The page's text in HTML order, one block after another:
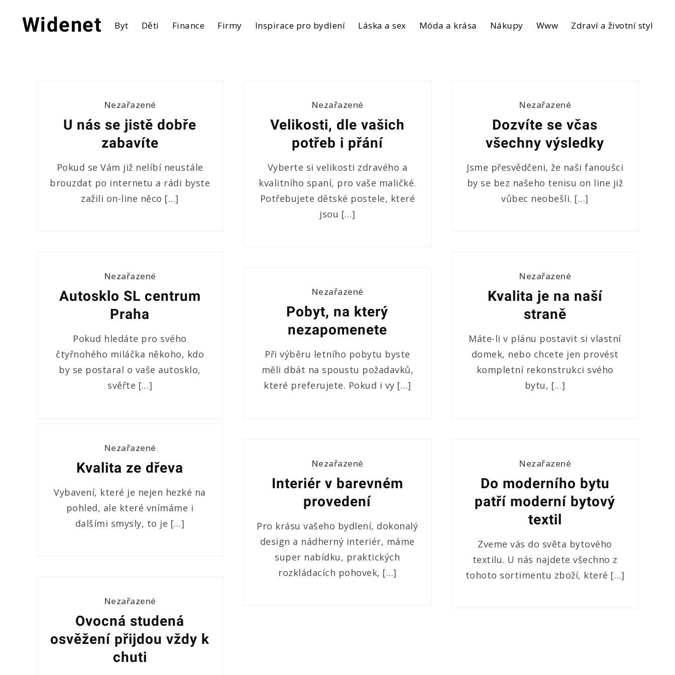
contentWidenet Byt Děti Finance Firmy Inspirace pro bydlení Láska a sex Móda a krása Nákupy Www Zdraví a životní styl
Nezařazené
U nás se jistě dobře
zabavíte
Pokud se Vám již nelíbí neustále
brouzdat po internetu a rádi byste
zažili on-line něco […]
Nezařazené
Velikosti, dle vašich
potřeb i přání
Vyberte si velikosti zdravého a
kvalitního spaní, pro vaše maličké.
Potřebujete dětské postele, které
jsou […]
Nezařazené
Dozvíte se včas
všechny výsledky
Jsme přesvědčeni, že naši fanoušci
by se bez našeho tenisu on line již
vůbec neobešli. […]
Nezařazené
Autosklo SL centrum
Praha
Pokud hledáte pro svého
čtyřnohého miláčka někoho, kdo
by se postaral o vaše autosklo,
svěřte […]
Nezařazené
Kvalita je na naší
straně
Máte-li v plánu postavit si vlastní
domek, nebo chcete jen provést
kompletní rekonstrukci svého
bytu, […]
Nezařazené
Pobyt, na který
nezapomenete
Při výběru letního pobytu byste
měli dbát na spoustu požadavků,
které preferujete. Pokud i vy […]
Nezařazené
Kvalita ze dřeva
Vybavení, které je nejen hezké na
pohled, ale které vnímáme i
dalšími smysly, to je […]
Nezařazené
Interiér v barevném
provedení
Pro krásu vašeho bydlení, dokonalý
design a nádherný interiér, máme
super nabídku, praktických
rozkládacích pohovek, […]
Nezařazené
Do moderního bytu
patří moderní bytový
textil
Zveme vás do světa bytového
textilu. U nás najdete všechno z
tohoto sortimentu zboží, které […]
Nezařazené
Ovocná studená
osvěžení přijdou vždy k
chuti